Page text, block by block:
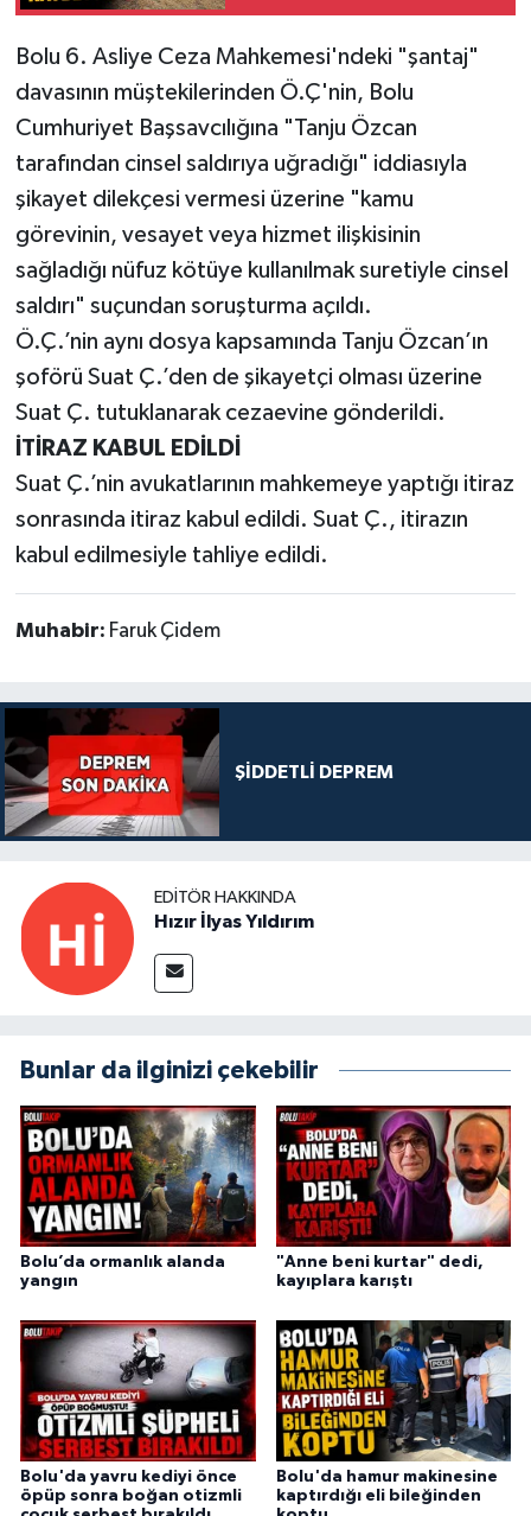
Bolu 6. Asliye Ceza Mahkemesi'ndeki "şantaj"
davasının müştekilerinden Ö.Ç'nin, Bolu
Cumhuriyet Başsavcılığına "Tanju Özcan
tarafından cinsel saldırıya uğradığı" iddiasıyla
şikayet dilekçesi vermesi üzerine "kamu
görevinin, vesayet veya hizmet ilişkisinin
sağladığı nüfuz kötüye kullanılmak suretiyle cinsel
saldırı" suçundan soruşturma açıldı.
Ö.Ç.’nin aynı dosya kapsamında Tanju Özcan’ın
şoförü Suat Ç.’den de şikayetçi olması üzerine
Suat Ç. tutuklanarak cezaevine gönderildi.
İTİRAZ KABUL EDİLDİ
Suat Ç.’nin avukatlarının mahkemeye yaptığı itiraz
sonrasında itiraz kabul edildi. Suat Ç., itirazın
kabul edilmesiyle tahliye edildi.
Muhabir: Faruk Çidem
ŞİDDETLİ DEPREM
EDITÖR HAKKINDA
Hızır İlyas Yıldırım
Bunlar da ilginizi çekebilir
Bolu’da ormanlık alanda
yangın
"Anne beni kurtar" dedi,
kayıplara karıştı
Bolu'da yavru kediyi önce
öpüp sonra boğan otizmli
Bolu'da hamur makinesine
kaptırdığı eli bileğinden